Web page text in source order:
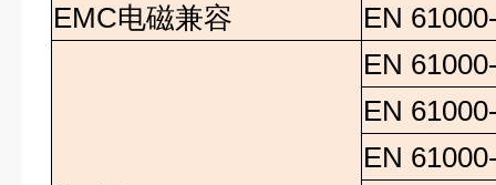
EMC电磁兼容
EN
EN
EN
EN